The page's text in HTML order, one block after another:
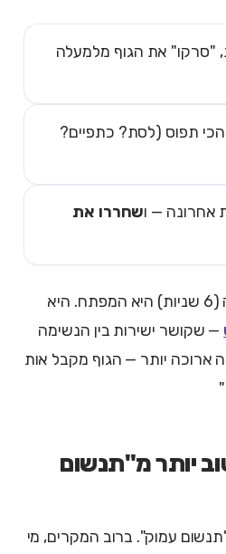
"סרקו" את הגוף מלמעלה
תפוס (לסת? כתפיים?
אחרונה — ושחררו את
הנשיפה הארוכה (6 שניות) היא המפתח. היא
— שקושר ישירות בין הנשימה
ארוכה יותר — הגוף מקבל אות
יותר מ"תנשום
עמוק". ברוב המקרים, מי